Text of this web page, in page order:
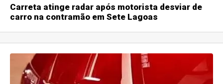
Carreta atinge radar após motorista desviar de
carro na contramão em Sete Lagoas